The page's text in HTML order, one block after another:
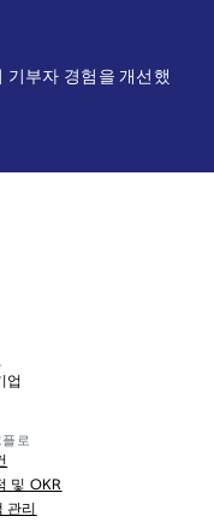
기부자 경험을 개선했
업
로
및 OKR
관리